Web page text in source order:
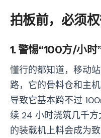
拍板前，必须
1. 警惕“100方/小
懂行的都知道，移动
路，它的骨料仓和主
导致它基本跨不过
续 24 小时浇筑几千方
的装载机上料会成为